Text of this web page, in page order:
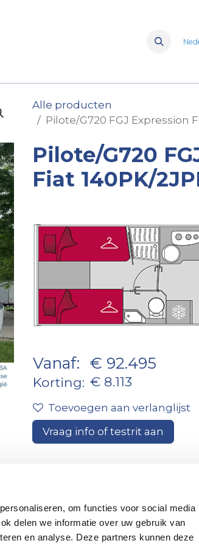
om functies voor social media
delen we informatie over uw gebruik van
en analyse. Deze partners kunnen deze
Merken
Alle producten
Pilote/G720 FGJ Expression
Pilote/G720
Fiat 140PK/
Vanaf: € 92.495
Korting: € 8.113
Toevoegen aan verlanglijst
Vraag info of testrit aan
ons
maat!